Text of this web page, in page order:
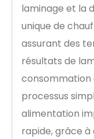
laminage et la
unique de
assurant des
résultats de
consommation
processus
alimentation
rapide, grâce à